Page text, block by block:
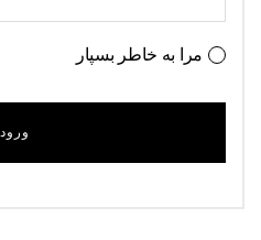
مرا به خاطر بسپار